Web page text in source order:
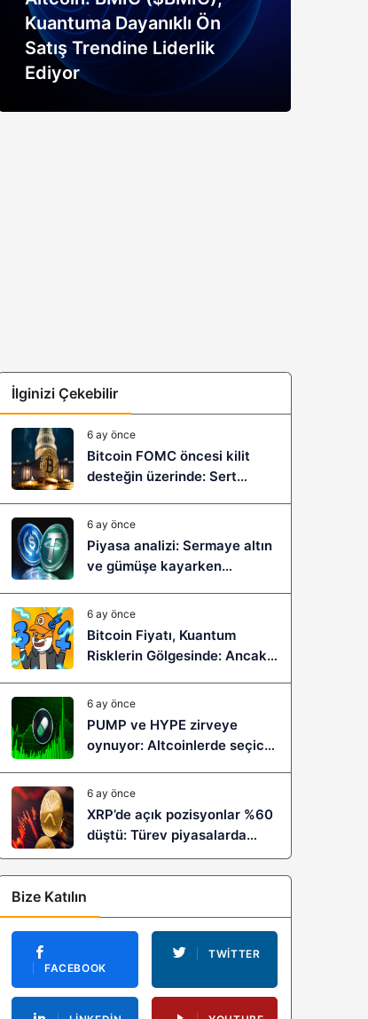
Kuantuma Dayanıklı Ön
Satış Trendine Liderlik
Ediyor
İlginizi Çekebilir
6 ay önce
Bitcoin FOMC öncesi kilit
desteğin üzerinde: Sert
geliyor?
6 ay önce
Piyasa analizi: Sermaye altın
ve gümüşe kayarken
6 ay önce
Bitcoin Fiyatı, Kuantum
Risklerin Gölgesinde: Ancak
Sıçramaya Yaşayabilir!
6 ay önce
PUMP ve HYPE zirveye
oynuyor: Altcoinlerde seçici
6 ay önce
XRP’de açık pozisyonlar %60
düştü: Türev piyasalarda
kaldıraç temizliği yeni bir
trendin habercisi mi?
Bize Katılın
FACEBOOK
TWITTER